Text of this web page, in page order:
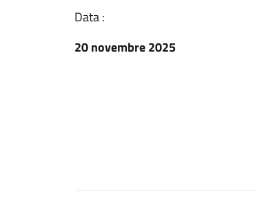
Data :
20 novembre 2025